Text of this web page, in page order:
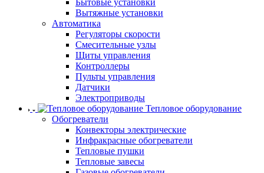
Бытовые установки
Вытяжные установки
Автоматика
Регуляторы скорости
Смесительные узлы
Щиты управления
Контроллеры
Пульты управления
Датчики
Электроприводы
Тепловое оборудование
Обогреватели
Конвекторы электрические
Инфракрасные обогреватели
Тепловые пушки
Тепловые завесы